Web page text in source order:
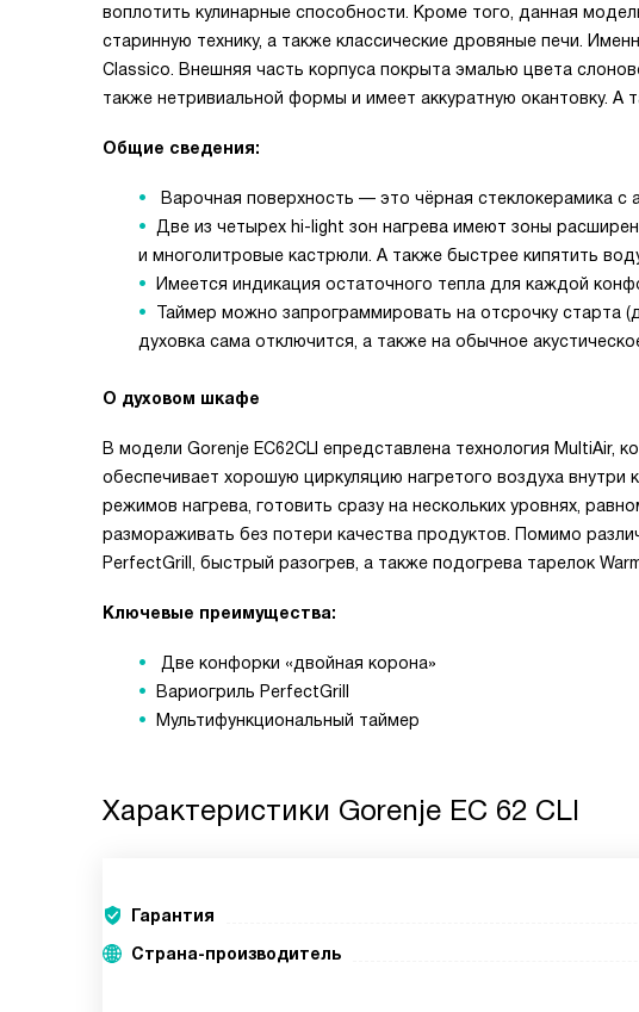
воплотить кулинарные способности. Кроме того, данная
старинную технику, а также классические дровяные печи.
Classico. Внешняя часть корпуса покрыта эмалью цвета
также нетривиальной формы и имеет аккуратную окантовку. А
Общие сведения:
Варочная поверхность — это чёрная стеклокерамика с
Две из четырех hi-light зон нагрева имеют зоны
и многолитровые кастрюли. А также быстрее кипятить
Имеется индикация остаточного тепла для каждой
Таймер можно запрограммировать на отсрочку старта
духовка сама отключится, а также на обычное
О духовом шкафе
В модели Gorenje EC62CLI епредставлена технология MultiAir,
обеспечивает хорошую циркуляцию нагретого воздуха внутри
режимов нагрева, готовить сразу на нескольких уровнях,
размораживать без потери качества продуктов. Помимо
PerfectGrill, быстрый разогрев, а также подогрева тарелок
Ключевые преимущества:
Две конфорки «двойная корона»
Вариогриль PerfectGrill
Мультифункциональный таймер
Характеристики Gorenje EC 62 CLI
Гарантия
Страна-производитель